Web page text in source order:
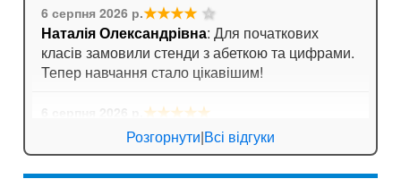
6 серпня 2026 р.★★★★ ☆
Наталія Олександрівна: Для початкових
класів замовили стенди з абеткою та цифрами.
Тепер навчання стало цікавішим!
★★★★★
Ігор Лозовий: Стенди для спортивної зали
яскраві, мотивують дітей займатися спортом!
Розгорнути|Всі відгуки